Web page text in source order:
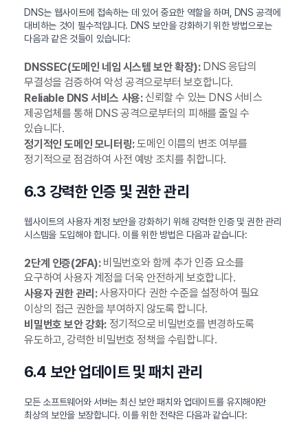
DNS는 웹사이트에 접속하는 데 있어 중요한 역할을 하며, DNS 공격에
대비하는 것이 필수적입니다. DNS 보안을 강화하기 위한 방법으로는
다음과 같은 것들이 있습니다:
DNSSEC(도메인 네임 시스템 보안 확장):DNS 응답의
무결성을 검증하여 악성 공격으로부터 보호합니다.
Reliable DNS 서비스 사용:신뢰할 수 있는 DNS 서비스
제공업체를 통해 DNS 공격으로부터의 피해를 줄일 수
있습니다.
정기적인 도메인 모니터링:도메인 이름의 변조 여부를
정기적으로 점검하여 사전 예방 조치를 취합니다.
6.3 강력한 인증 및 권한 관리
웹사이트의 사용자 계정 보안을 강화하기 위해 강력한 인증 및 권한 관리
시스템을 도입해야 합니다. 이를 위한 방법은 다음과 같습니다:
2단계 인증(2FA):비밀번호와 함께 추가 인증 요소를
요구하여 사용자 계정을 더욱 안전하게 보호합니다.
사용자 권한 관리:사용자마다 권한 수준을 설정하여 필요
이상의 접근 권한을 부여하지 않도록 합니다.
비밀번호 보안 강화:정기적으로 비밀번호를 변경하도록
유도하고, 강력한 비밀번호 정책을 수립합니다.
6.4 보안 업데이트 및 패치 관리
모든 소프트웨어와 서버는 최신 보안 패치와 업데이트를 유지해야만
최상의 보안을 보장합니다. 이를 위한 전략은 다음과 같습니다: